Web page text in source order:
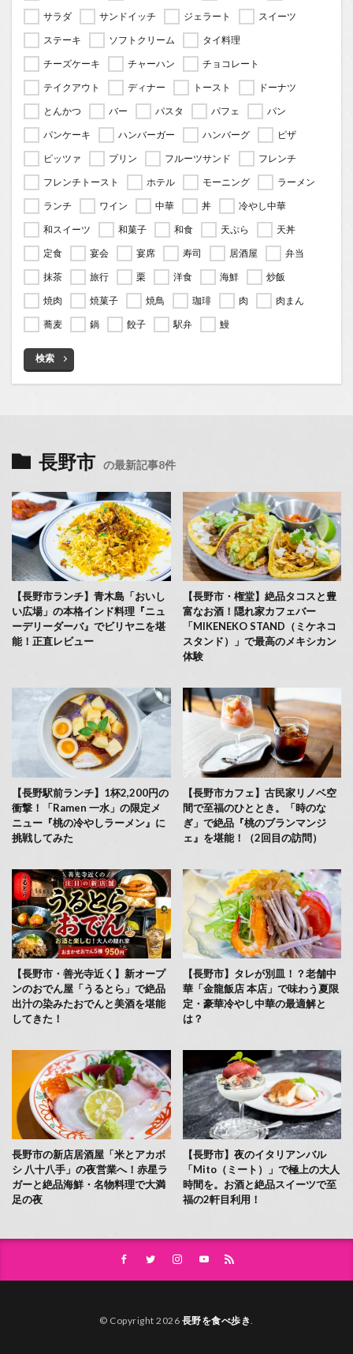
サラダ
サンドイッチ ジェラート
スイーツ
ステーキ
ソフトクリーム
タイ料理
チーズケーキ
チャーハン
チョコレート
テイクアウト
ディナー トースト
ドーナツ
とんかつ
バー パスタ パフェ
パン
パンケーキ
ハンバーガー ハンバーグ
ピザ
ピッツァ
プリン フルーツサンド
フレンチ
フレンチトースト
ホテル モーニング
ラーメン
ランチ
ワイン 中華 丼
冷やし中華
和スイーツ
和菓子 和食 天ぷら
天丼
定食
宴会 宴席 寿司 居酒屋
弁当
抹茶
旅行 栗 洋食 海鮮
炒飯
焼肉
焼菓子 焼鳥 珈琲 肉
肉まん
蕎麦
鍋 餃子 駅弁 鰻
検索
長野市 の最新記事8件
【長野市ランチ】青木島「おいし
い広場」の本格インド料理『ニュ
ーデリーダーバ』でビリヤニを堪
能！正直レビュー
【長野市・権堂】絶品タコスと豊
富なお酒！隠れ家カフェバー
「MIKENEKO STAND（ミケネコ
スタンド）」で最高のメキシカン
体験
【長野駅前ランチ】1杯2,200円の
衝撃！「Ramen 一水」の限定メ
ニュー『桃の冷やしラーメン』に
挑戦してみた
【長野市カフェ】古民家リノベ空
間で至福のひととき。「時のな
ぎ」で絶品『桃のブランマンジ
ェ』を堪能！（2回目の訪問）
【長野市・善光寺近く】新オープ
ンのおでん屋「うるとら」で絶品
出汁の染みたおでんと美酒を堪能
してきた！
【長野市】タレが別皿！？老舗中
華「金龍飯店 本店」で味わう夏限
定・豪華冷やし中華の最適解と
は？
長野市の新店居酒屋「米とアカボ
シ 八十八手」の夜営業へ！赤星ラ
ガーと絶品海鮮・名物料理で大満
足の夜
【長野市】夜のイタリアンバル
「Mito（ミート）」で極上の大人
時間を。お酒と絶品スイーツで至
福の2軒目利用！
© Copyright 2026 長野を食べ歩き.